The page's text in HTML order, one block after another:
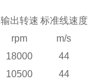
输出转速
rpm
标准线速度
m/s
18000 44
10500 44